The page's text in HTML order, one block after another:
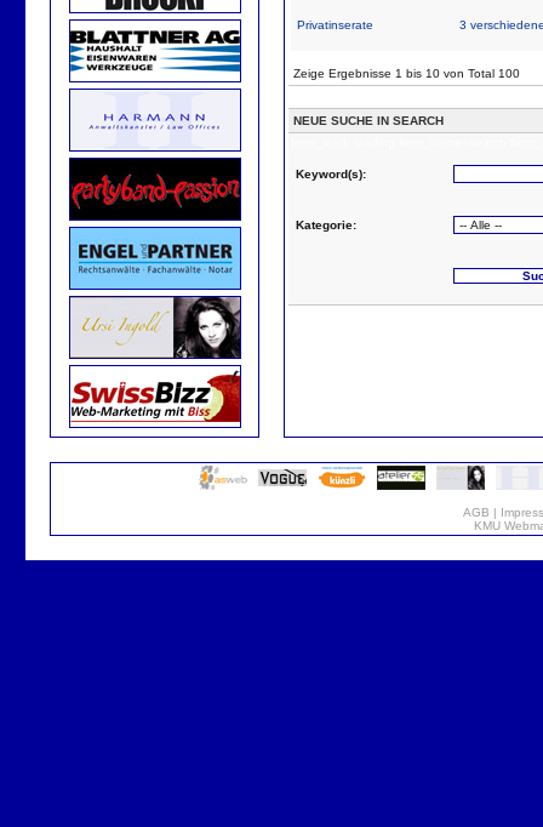
Privatinserate 3
Zeige Ergebnisse 1 bis 10 von Total 100
NEUE SUCHE IN SEARCH
Keyword(s):
Kategorie:
AGB |
KMU